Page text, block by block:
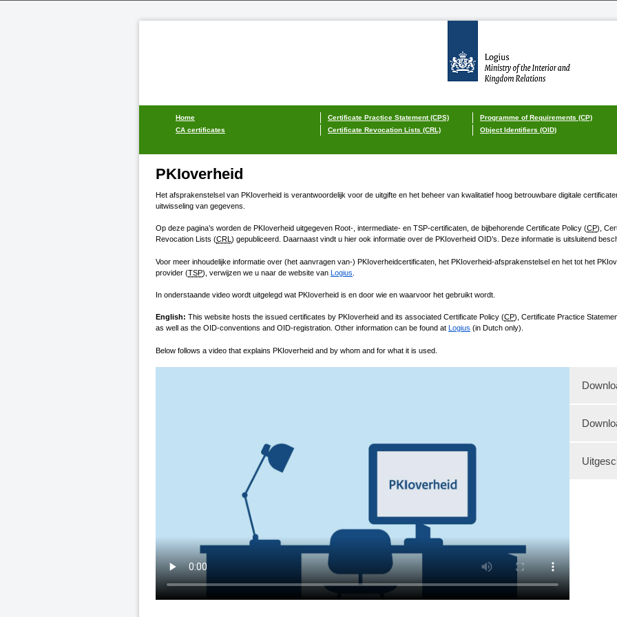
Home Certificate Practice Statement (CPS)
Programme of Requirements (CP)
CA certificates
Certificate Revocation Lists (CRL) Object Identifiers (OID)
PKIoverheid
Het afsprakenstelsel van PKIoverheid is verantwoordelijk voor de uitgifte en het beheer van kwalitatief hoog betrouwbare digitale
uitwisseling van gegevens.
Op deze pagina’s worden de PKIoverheid uitgegeven Root-, intermediate- en TSP-certificaten, de bijbehorende Certificate Policy (CP),
Revocation Lists (CRL) gepubliceerd. Daarnaast vindt u hier ook informatie over de PKIoverheid OID’s. Deze informatie is uitsluitend
Voor meer inhoudelijke informatie over (het aanvragen van-) PKIoverheidcertificaten, het PKIoverheid-afsprakenstelsel en het tot het
provider (TSP), verwijzen we u naar de website van Logius
In onderstaande video wordt uitgelegd wat PKIoverheid is en door wie en waarvoor het gebruikt wordt.
English: This website hosts the issued certificates by PKIoverheid and its associated Certificate Policy (CP), Certificate Practice
as well as the OID-conventions and OID-registration. Other information can be found at
Logius (in Dutch only).
Below follows a video that explains PKIoverheid and by whom and for what it is used.